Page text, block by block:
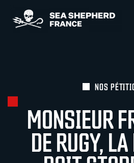
NOS
MONSIEUR
DE RUGY,
Panneau de gestion des cookies